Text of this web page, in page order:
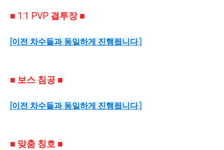
■ 1:1 PVP 결투장 ■
[이전 차수들과 동일하게 진행됩니다.]
■ 보스 침공 ■
[이전 차수들과 동일하게 진행됩니다.]
■ 맞춤 칭호 ■